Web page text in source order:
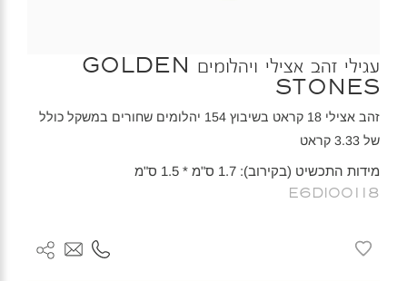
עגילי זהב אצילי ויהלומים GOLDEN
STONES
זהב אצילי 18 קראט בשיבוץ 154 יהלומים שחורים במשקל כולל
של 3.33 קראט
מידות התכשיט (בקירוב): 1.7 ס"מ * 1.5 ס"מ
E6DI00118